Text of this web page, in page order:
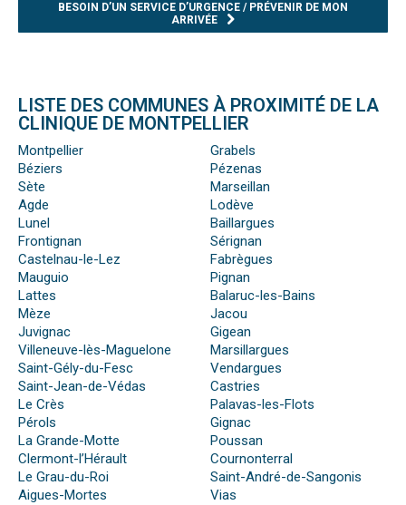
BESOIN D’UN SERVICE D’URGENCE / PRÉVENIR DE MON
ARRIVÉE
LISTE DES COMMUNES À PROXIMITÉ DE LA
CLINIQUE DE MONTPELLIER
Montpellier
Béziers
Sète
Agde
Lunel
Frontignan
Castelnau-le-Lez
Mauguio
Lattes
Mèze
Juvignac
Villeneuve-lès-Maguelone
Saint-Gély-du-Fesc
Saint-Jean-de-Védas
Le Crès
Pérols
La Grande-Motte
Clermont-l’Hérault
Le Grau-du-Roi
Aigues-Mortes
Grabels
Pézenas
Marseillan
Lodève
Baillargues
Sérignan
Fabrègues
Pignan
Balaruc-les-Bains
Jacou
Gigean
Marsillargues
Vendargues
Castries
Palavas-les-Flots
Gignac
Poussan
Cournonterral
Saint-André-de-Sangonis
Vias